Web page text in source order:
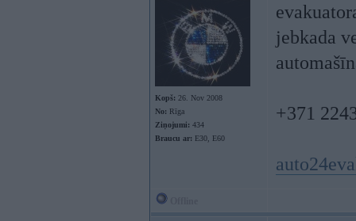
Kopš: 26. Nov 2008
No: Rīga
Ziņojumi: 434
Braucu ar: E30, E60
jebkada
+371